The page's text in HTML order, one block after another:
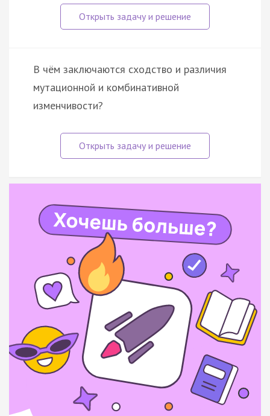
В чём заключаются сходство и различия
мутационной и комбинативной
изменчивости?